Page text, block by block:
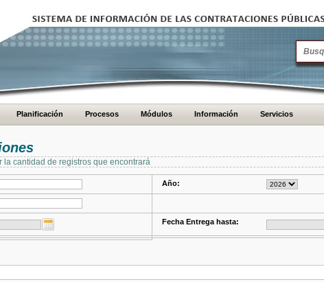
Planificación Procesos Módulos Información Servicios
la cantidad de registros que encontrará
Año:
Fecha Entrega hasta: